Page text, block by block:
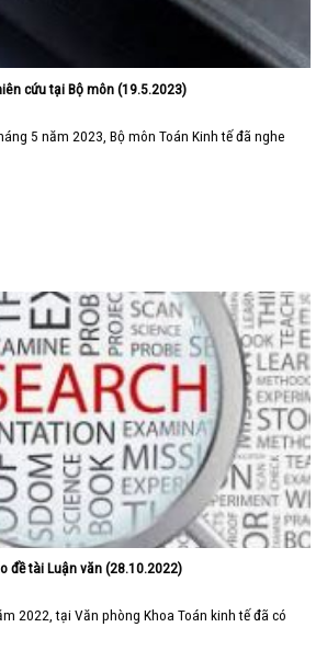
cứu tại Bộ môn (19.5.2023)
5 năm 2023, Bộ môn Toán Kinh tế đã nghe
đề tài Luận văn (28.10.2022)
2022, tại Văn phòng Khoa Toán kinh tế đã có